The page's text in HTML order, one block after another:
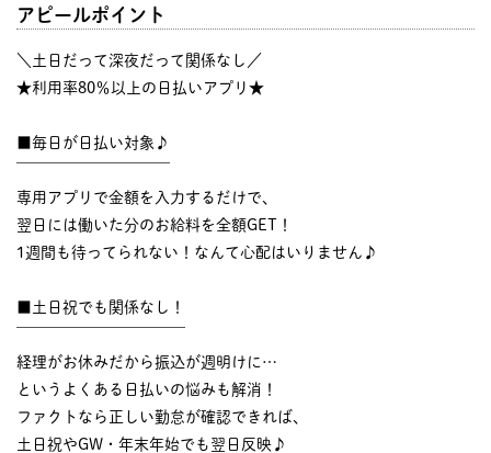
アピールポイント
＼土日だって深夜だって関係なし／
★利用率80％以上の日払いアプリ★
■毎日が日払い対象♪
専用アプリで金額を入力するだけで、
翌日には働いた分のお給料を全額GET！
1週間も待ってられない！なんて心配はいりません♪
■土日祝でも関係なし！
経理がお休みだから振込が週明けに…
というよくある日払いの悩みも解消！
ファクトなら正しい勤怠が確認できれば、
土日祝やGW・年末年始でも翌日反映♪